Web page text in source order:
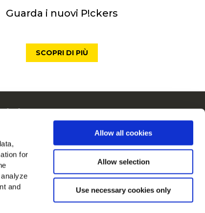
for
and
Allow all cookies
Allow selection
Use necessary cookies only
Guarda i nuovi P!ckers
SCOPRI DI PIÙ
in Europa
su